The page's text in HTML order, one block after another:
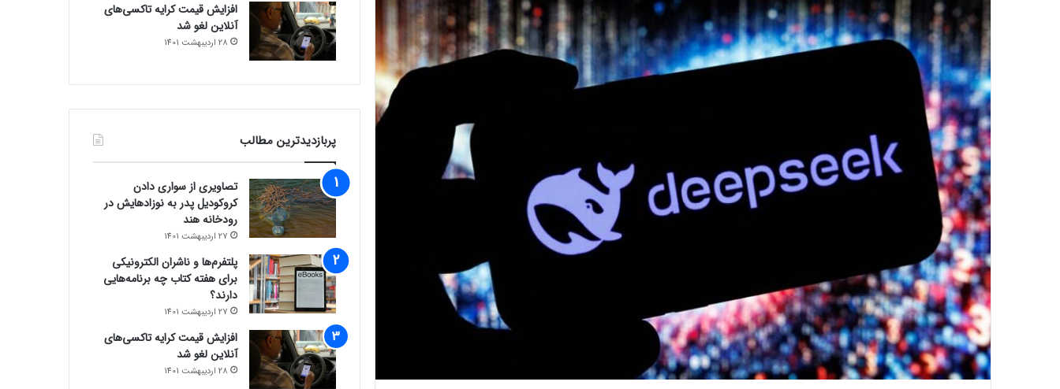
افزایش قیمت کرایه تاکسی‌های
آنلاین لغو شد
28 اردیبهشت 1401
پربازدیدترین مطالب
تصاویری از سواری دادن
کروکودیل پدر به نوزادهایش در
رودخانه هند
27 اردیبهشت 1401
پلتفرم‌ها و ناشران الکترونیکی
برای هفته کتاب چه برنامه‌هایی
دارند؟
27 اردیبهشت 1401
افزایش قیمت کرایه تاکسی‌های
آنلاین لغو شد
28 اردیبهشت 1401